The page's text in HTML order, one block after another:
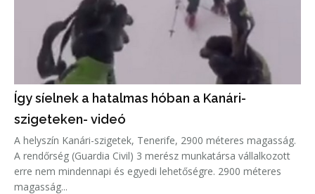
Így síelnek a hatalmas hóban a Kanári-
szigeteken- videó
A helyszín Kanári-szigetek, Tenerife, 2900 méteres magasság.
A rendőrség (Guardia Civil) 3 merész munkatársa vállalkozott
erre nem mindennapi és egyedi lehetőségre. 2900 méteres
magasság...